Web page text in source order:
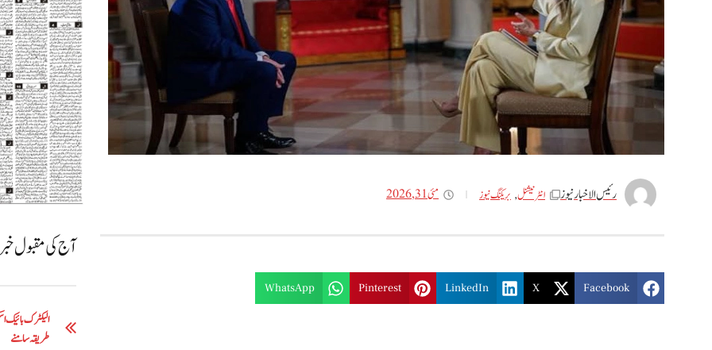
رئیس الاخبار نیوز انٹر نیشنل, بریکنگ نیوز مئی 31, 2026
Facebook
X
LinkedIn
Pinterest
WhatsApp
آج کی مقبول
طریقہ سامنے